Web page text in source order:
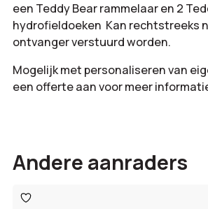
een Teddy Bear rammelaar en 2
hydrofieldoeken Kan rechtstreeks
ontvanger verstuurd worden.
Mogelijk met personaliseren van
een offerte aan voor meer
Andere aanraders
Toevoegen
aan